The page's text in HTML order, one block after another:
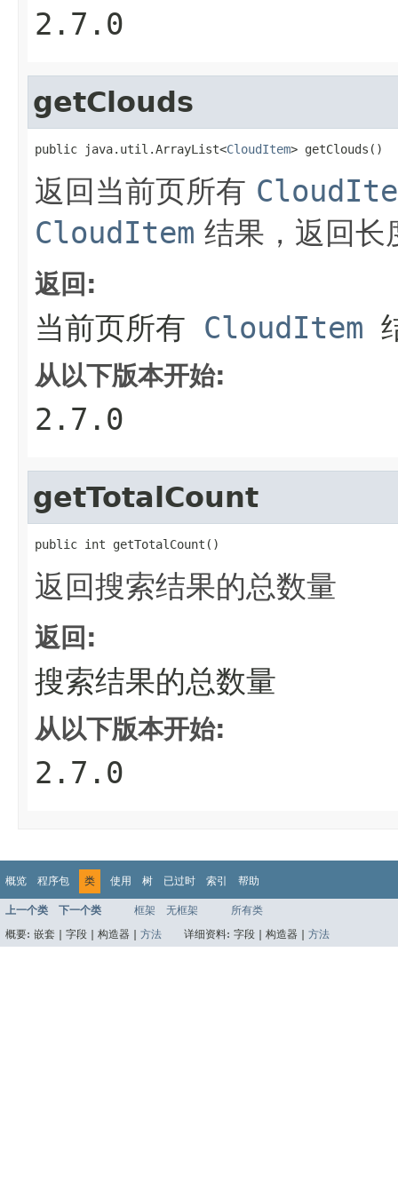
2.7.0
getClouds
public java.util.ArrayList<CloudItem> getClouds()
返回当前页所有
CloudItem 结果，返回
返回:
当前页所有 CloudItem
从以下版本开始:
2.7.0
getTotalCount
public int getTotalCount()
返回搜索结果的总数量
返回:
搜索结果的总数量
从以下版本开始:
2.7.0
概览 程序包 类 使用 树 已过时 索引 帮助
上一个类 下一个类 框架 无框架
所有类
概要: 嵌套 | 字段 | 构造器 | 方法 详细资料: 字段 | 构造器 | 方法